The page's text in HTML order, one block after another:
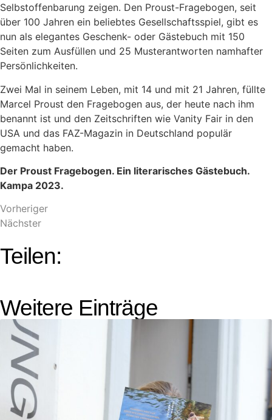
Selbstoffenbarung zeigen. Den Proust-Fragebogen, seit
über 100 Jahren ein beliebtes Gesellschaftsspiel, gibt es
nun als elegantes Geschenk- oder Gästebuch mit 150
Seiten zum Ausfüllen und 25 Musterantworten namhafter
Persönlichkeiten.
Zwei Mal in seinem Leben, mit 14 und mit 21 Jahren, füllte
Marcel Proust den Fragebogen aus, der heute nach ihm
benannt ist und den Zeitschriften wie Vanity Fair in den
USA und das FAZ-Magazin in Deutschland populär
gemacht haben.
Der Proust Fragebogen. Ein literarisches Gästebuch.
Kampa 2023.
Vorheriger
Nächster
Teilen:
Weitere Einträge